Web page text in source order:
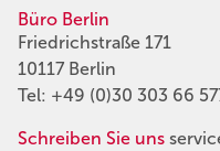
Büro Berlin
Friedrichstraße 171
10117 Berlin
Tel: +49 (0)30 303 66
Schreiben Sie uns